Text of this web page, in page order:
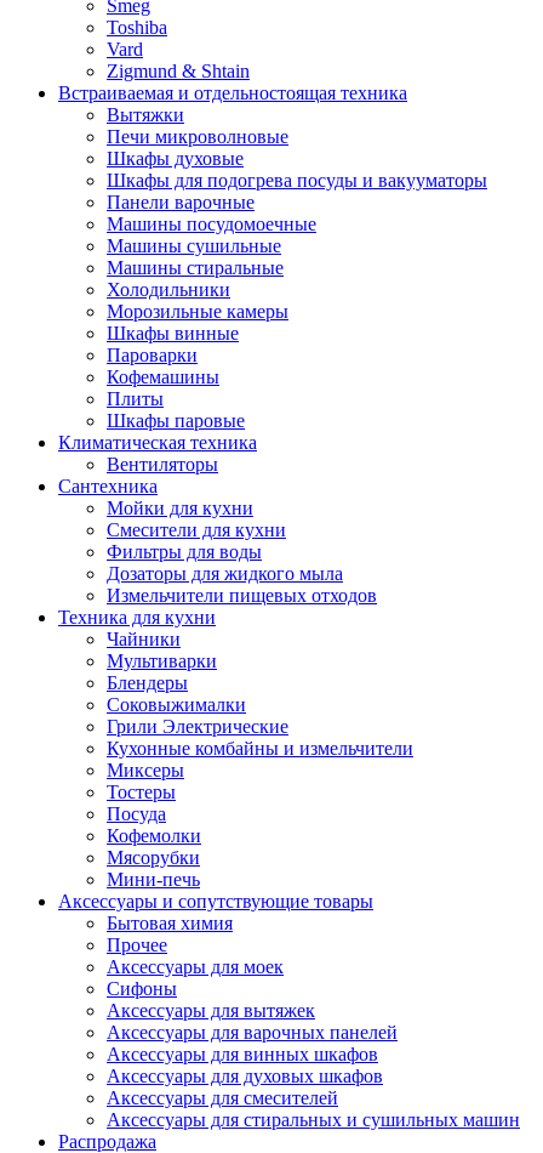
Smeg
Toshiba
Vard
Zigmund & Shtain
Встраиваемая и отдельностоящая техника
Вытяжки
Печи микроволновые
Шкафы духовые
Шкафы для подогрева посуды и вакууматоры
Панели варочные
Машины посудомоечные
Машины сушильные
Машины стиральные
Холодильники
Морозильные камеры
Шкафы винные
Пароварки
Кофемашины
Плиты
Шкафы паровые
Климатическая техника
Вентиляторы
Сантехника
Мойки для кухни
Смесители для кухни
Фильтры для воды
Дозаторы для жидкого мыла
Измельчители пищевых отходов
Техника для кухни
Чайники
Мультиварки
Блендеры
Соковыжималки
Грили Электрические
Кухонные комбайны и измельчители
Миксеры
Тостеры
Посуда
Кофемолки
Мясорубки
Мини-печь
Аксессуары и сопутствующие товары
Бытовая химия
Прочее
Аксессуары для моек
Сифоны
Аксессуары для вытяжек
Аксессуары для варочных панелей
Аксессуары для винных шкафов
Аксессуары для духовых шкафов
Аксессуары для смесителей
Аксессуары для стиральных и сушильных машин
Распродажа